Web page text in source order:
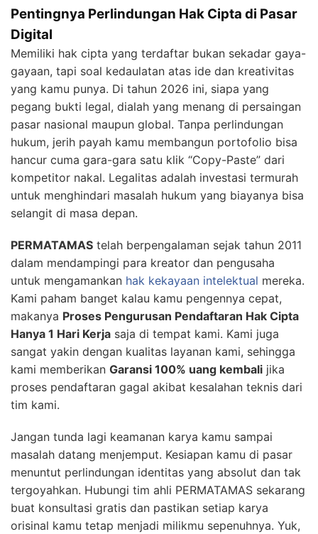
Pentingnya Perlindungan Hak Cipta di Pasar
Digital
Memiliki hak cipta yang terdaftar bukan sekadar gaya-
gayaan, tapi soal kedaulatan atas ide dan kreativitas
yang kamu punya. Di tahun 2026 ini, siapa yang
pegang bukti legal, dialah yang menang di persaingan
pasar nasional maupun global. Tanpa perlindungan
hukum, jerih payah kamu membangun portofolio bisa
hancur cuma gara-gara satu klik “Copy-Paste” dari
kompetitor nakal. Legalitas adalah investasi termurah
untuk menghindari masalah hukum yang biayanya bisa
selangit di masa depan.
PERMATAMAS telah berpengalaman sejak tahun 2011
dalam mendampingi para kreator dan pengusaha
untuk mengamankan hak kekayaan intelektual mereka.
Kami paham banget kalau kamu pengennya cepat,
makanya Proses Pengurusan Pendaftaran Hak Cipta
Hanya 1 Hari Kerja saja di tempat kami. Kami juga
sangat yakin dengan kualitas layanan kami, sehingga
kami memberikan Garansi 100% uang kembali jika
proses pendaftaran gagal akibat kesalahan teknis dari
tim kami.
Jangan tunda lagi keamanan karya kamu sampai
masalah datang menjemput. Kesiapan kamu di pasar
menuntut perlindungan identitas yang absolut dan tak
tergoyahkan. Hubungi tim ahli PERMATAMAS sekarang
buat konsultasi gratis dan pastikan setiap karya
orisinal kamu tetap menjadi milikmu sepenuhnya. Yuk,